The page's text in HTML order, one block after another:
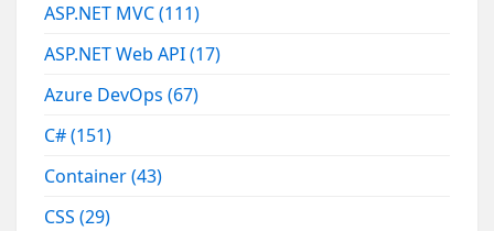
ASP.NET MVC(111)
ASP.NET Web API(17)
Azure DevOps(67)
C#(151)
Container(43)
CSS(29)